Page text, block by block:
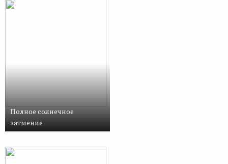
Полное солнечное
затмение